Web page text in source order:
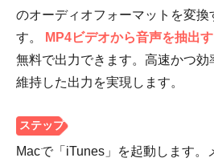
のオーディオフォーマットを変換
す。
MP4ビデオから音声を抽出
無料で出力できます。高速かつ効
維持した出力を実現します。
Macで「iTunes」を起動します。